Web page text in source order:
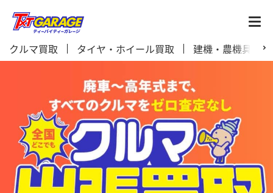
クルマ買取 タイヤ・ホイール買取 建機・農機具買取